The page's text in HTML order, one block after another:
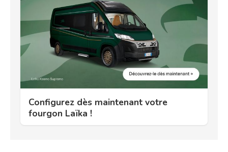
Configurez dès maintenant votre
fourgon Laïka !